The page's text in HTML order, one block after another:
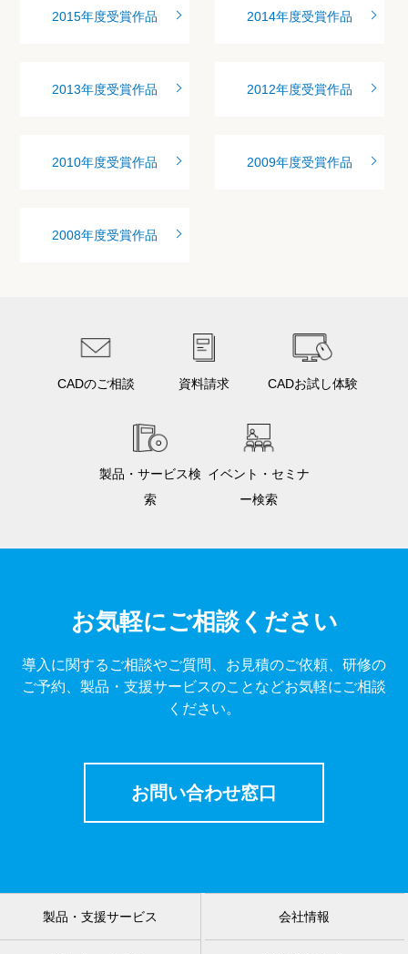
2015年度受賞作品 2014年度受賞作品
2013年度受賞作品 2012年度受賞作品
2010年度受賞作品 2009年度受賞作品
2008年度受賞作品
CADのご相談 資料請求 CADお試し体験
製品・サービス検
索
イベント・セミナ
ー検索
お気軽にご相談ください
導入に関するご相談やご質問、お見積のご依頼、研修の
ご予約、製品・支援サービスのことなどお気軽にご相談
ください。
お問い合わせ窓口
製品・支援サービス 会社情報